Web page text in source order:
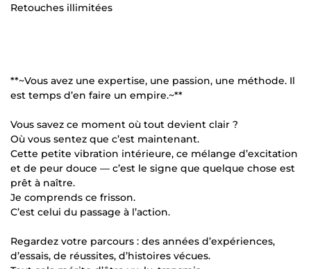
Retouches illimitées
**~Vous avez une expertise, une passion, une méthode. Il
est temps d’en faire un empire.~**
Vous savez ce moment où tout devient clair ?
Où vous sentez que c’est maintenant.
Cette petite vibration intérieure, ce mélange d’excitation
et de peur douce — c’est le signe que quelque chose est
prêt à naître.
Je comprends ce frisson.
C’est celui du passage à l’action.
Regardez votre parcours : des années d’expériences,
d’essais, de réussites, d’histoires vécues.